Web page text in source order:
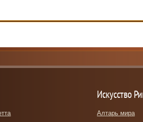
Искусство
Алтарь мира